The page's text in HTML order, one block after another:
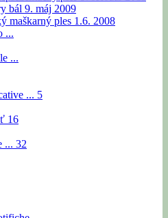
bál 9. máj 2009
maškarný ples 1.6. 2008
...
...
... 5
16
... 32